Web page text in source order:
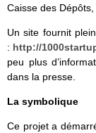
Caisse des
Un site fournit
: http://
peu plus
dans la presse.
La symbolique
Ce projet a